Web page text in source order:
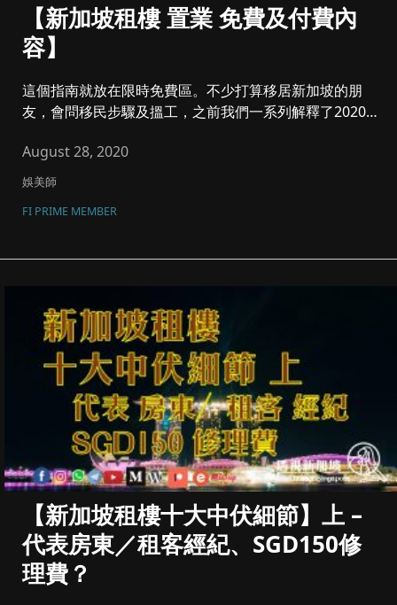
【新加坡租樓 置業 免費及付費內
容】
這個指南就放在限時免費區。不少打算移居新加坡的朋
友，會問移民步驟及搵工，之前我們一系列解釋了2020
August 28, 2020
娛美師
FI PRIME MEMBER
【新加坡租樓十大中伏細節】上 –
代表房東／租客經紀、SGD150修
理費？